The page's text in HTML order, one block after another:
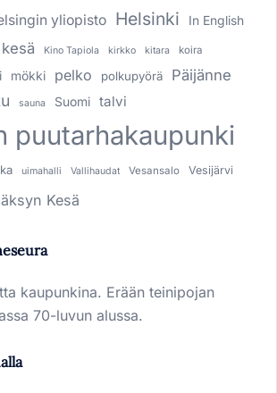
yliopisto Helsinki In English
kesä Kino Tapiola kirkko kitara koira
mökki pelko polkupyörä Päijänne
sauna Suomi talvi
puutarhakaupunki
uimahalli Vallihaudat Vesansalo Vesijärvi
Kesä
kaupunkina. Erään teinipojan
70-luvun alussa.